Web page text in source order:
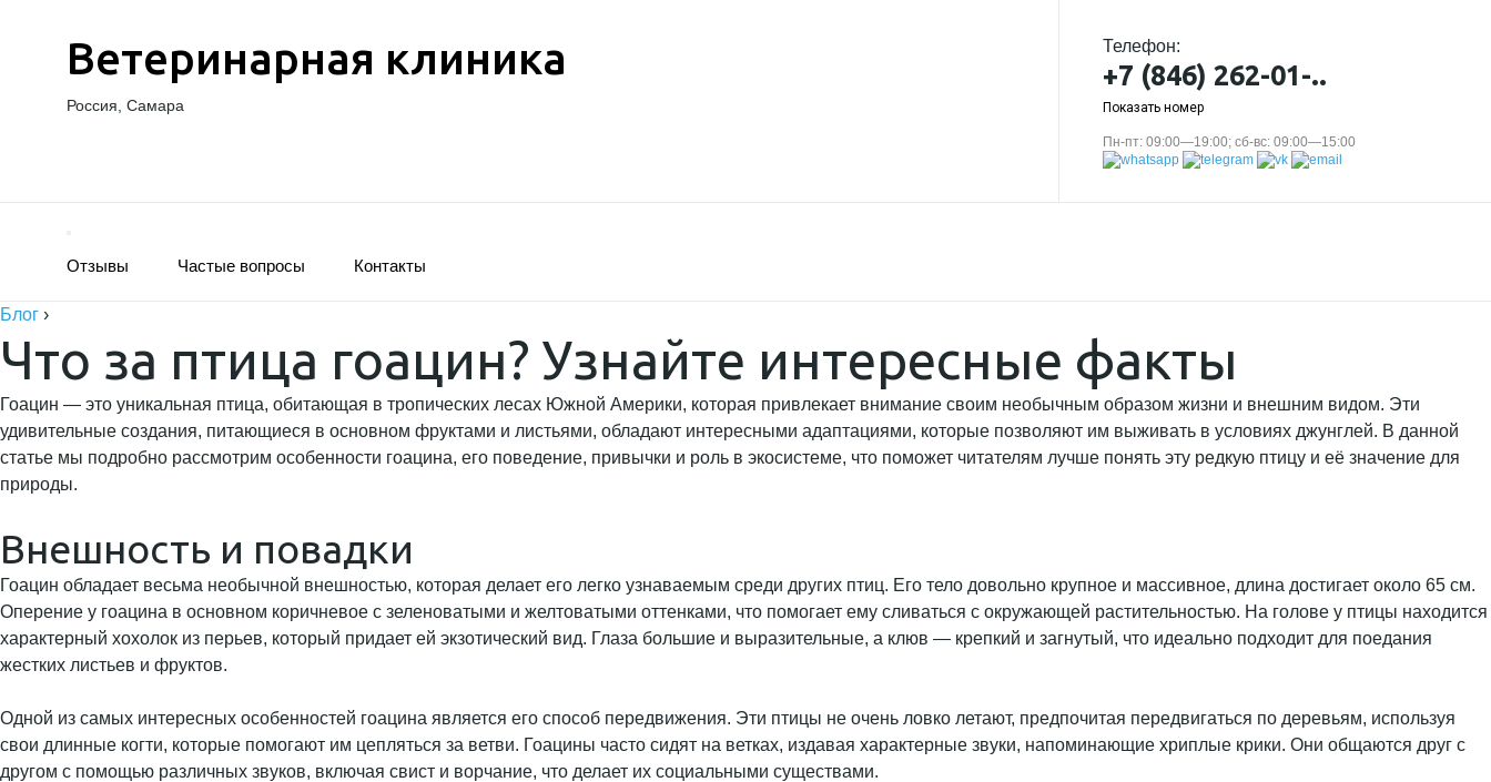
Ветеринарная клиника
Россия, Самара
Телефон:
+7 (846) 262-01-..
Показать номер
Пн-пт: 09:00—19:00; сб-вс: 09:00—15:00
Отзывы Частые вопросы Контакты
Блог ›
Что за птица гоацин? Узнайте интересные факты
Гоацин — это уникальная птица, обитающая в тропических лесах Южной Америки, которая привлекает внимание своим необычным образом жизни и внешним видом. Эти
удивительные создания, питающиеся в основном фруктами и листьями, обладают интересными адаптациями, которые позволяют им выживать в условиях джунглей. В данной
статье мы подробно рассмотрим особенности гоацина, его поведение, привычки и роль в экосистеме, что поможет читателям лучше понять эту редкую птицу и её значение для
природы.
Внешность и повадки
Гоацин обладает весьма необычной внешностью, которая делает его легко узнаваемым среди других птиц. Его тело довольно крупное и массивное, длина достигает около 65 см.
Оперение у гоацина в основном коричневое с зеленоватыми и желтоватыми оттенками, что помогает ему сливаться с окружающей растительностью. На голове у птицы находится
характерный хохолок из перьев, который придает ей экзотический вид. Глаза большие и выразительные, а клюв — крепкий и загнутый, что идеально подходит для поедания
жестких листьев и фруктов.
Одной из самых интересных особенностей гоацина является его способ передвижения. Эти птицы не очень ловко летают, предпочитая передвигаться по деревьям, используя
свои длинные когти, которые помогают им цепляться за ветви. Гоацины часто сидят на ветках, издавая характерные звуки, напоминающие хриплые крики. Они общаются друг с
другом с помощью различных звуков, включая свист и ворчание, что делает их социальными существами.